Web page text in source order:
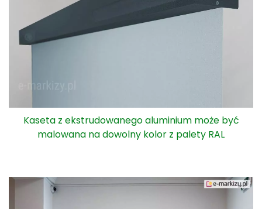
Kaseta z ekstrudowanego aluminium może być
malowana na dowolny kolor z palety RAL